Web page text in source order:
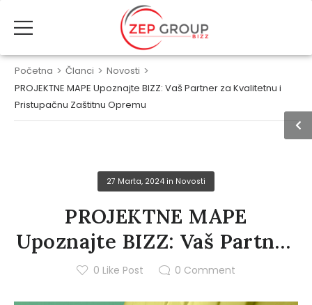
Početna > Članci > Novosti >
PROJEKTNE MAPE Upoznajte BIZZ: Vaš Partner za Kvalitetnu i
Pristupačnu Zaštitnu Opremu
27 Marta, 2024 in Novosti
PROJEKTNE MAPE
Upoznajte BIZZ: Vaš Partner
za Kvalitetnu i Pristupačnu
0 Like Post 0 Comment